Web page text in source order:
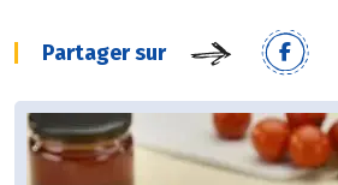
Partager sur